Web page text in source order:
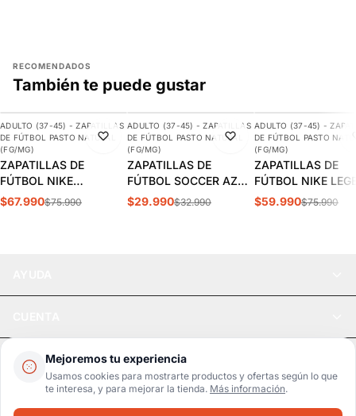
Mejoremos tu experiencia
Usamos cookies para mostrarte productos y ofertas según lo que
te interesa, y para mejorar la tienda. Más información.
RECOMENDADOS
También te puede gustar
-11%
AGREGAR
ADULTO (37-45) - ZAPATILLAS
DE FÚTBOL PASTO NATURAL
(FG/MG)
ZAPATILLAS DE
FÚTBOL NIKE
MERCURIAL VAPOR 15
$67.990$75.990
-9%
AGREGAR
ADULTO (37-45) - ZAPATILLAS
DE FÚTBOL PASTO NATURAL
(FG/MG)
ZAPATILLAS DE
FÚTBOL SOCCER AZUL
ADULTO | SPS-11
$29.990$32.990
-21%
DESTACADO
ADULTO (37-45) -
DE FÚTBOL PASTO
(FG/MG)
ZAPATILLAS DE
FÚTBOL NIKE
10 CLUB FG/MG
$59.990$75.990
LEGAL
Pago seguro SSL / Datos protegidos